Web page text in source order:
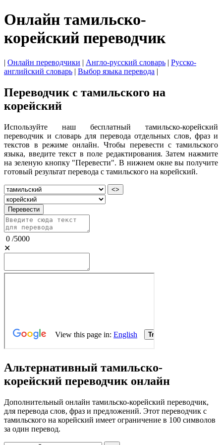
Онлайн тамильско-
корейский переводчик
| Онлайн переводчики | Англо-русский словарь | Русско-
английский словарь | Выбор языка перевода |
Переводчик с тамильского на
корейский
Используйте наш бесплатный тамильско-корейский
переводчик и словарь для перевода отдельных слов, фраз и
текстов в режиме онлайн. Чтобы перевести с тамильского
языка, введите текст в поле редактирования. Затем нажмите
на зеленую кнопку "Перевести". В нижнем окне вы получите
готовый результат перевода с тамильского на корейский.
<>
Перевести
0 /5000
✕
Альтернативный тамильско-
корейский переводчик онлайн
Дополнительный онлайн тамильско-корейский переводчик,
для перевода слов, фраз и предложений. Этот переводчик с
тамильского на корейский имеет ограничение в 100 символов
за один перевод.